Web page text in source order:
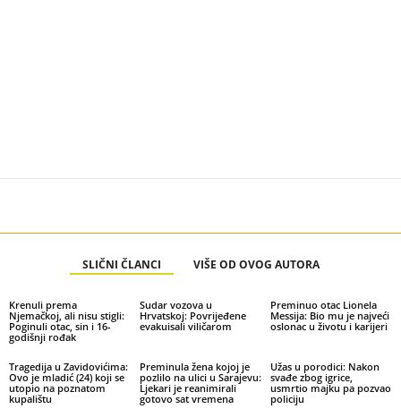
SLIČNI ČLANCI VIŠE OD OVOG AUTORA
Krenuli prema
Njemačkoj, ali nisu stigli:
Poginuli otac, sin i 16-
godišnji rođak
Sudar vozova u
Hrvatskoj: Povrijeđene
evakuisali viličarom
Preminuo otac Lionela
Messija: Bio mu je najveći
oslonac u životu i karijeri
Tragedija u Zavidovićima:
Ovo je mladić (24) koji se
utopio na poznatom
kupalištu
Preminula žena kojoj je
pozlilo na ulici u Sarajevu:
Ljekari je reanimirali
gotovo sat vremena
Užas u porodici: Nakon
svađe zbog igrice,
usmrtio majku pa pozvao
policiju